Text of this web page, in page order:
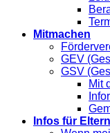
Mitmachen
GEV
GSV
Mit
Infos für Eltern